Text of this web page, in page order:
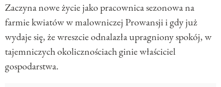
Zaczyna nowe życie jako pracownica sezonowa na
farmie kwiatów w malowniczej Prowansji i gdy już
wydaje się, że wreszcie odnalazła upragniony spokój, w
tajemniczych okolicznościach ginie właściciel
gospodarstwa.